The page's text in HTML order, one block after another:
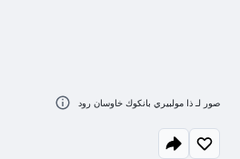
صور لـ ذا مولبيري بانكوك خاوسان رود